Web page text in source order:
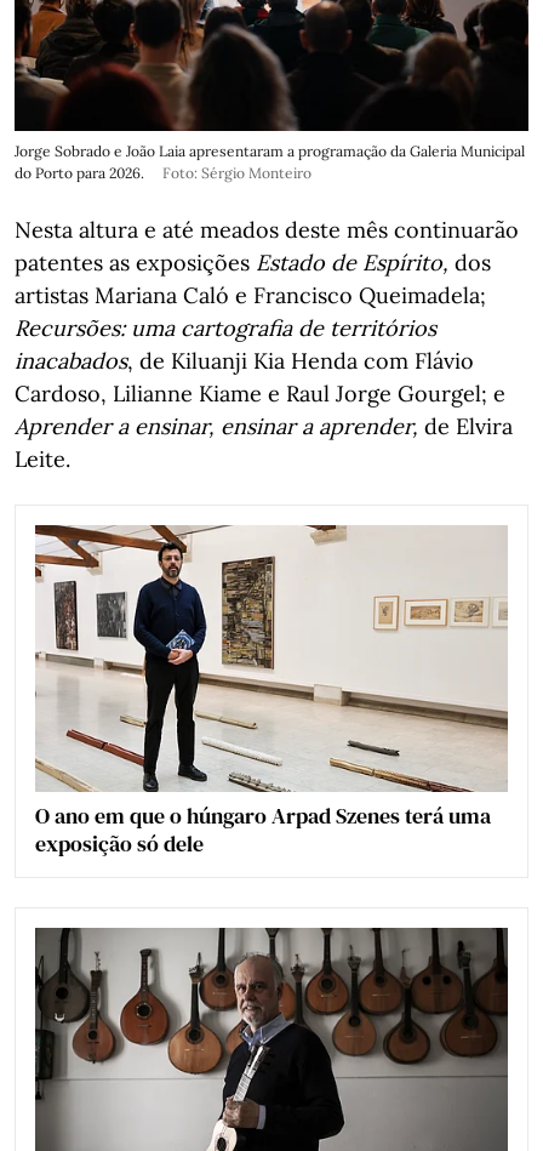
Jorge Sobrado e João Laia apresentaram a programação da Galeria Municipal
do Porto para 2026.
Foto: Sérgio Monteiro
Nesta altura e até meados deste mês continuarão
patentes as exposições Estado de Espírito, dos
artistas Mariana Caló e Francisco Queimadela;
Recursões: uma cartografia de territórios
inacabados, de Kiluanji Kia Henda com Flávio
Cardoso, Lilianne Kiame e Raul Jorge Gourgel; e
Aprender a ensinar, ensinar a aprender, de Elvira
Leite.
O ano em que o húngaro Arpad Szenes terá uma
exposição só dele